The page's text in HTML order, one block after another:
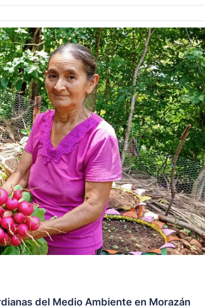
del Medio Ambiente en Morazán